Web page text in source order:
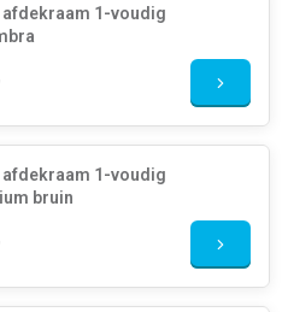
afdekraam 1-voudig
afdekraam 1-voudig
bruin